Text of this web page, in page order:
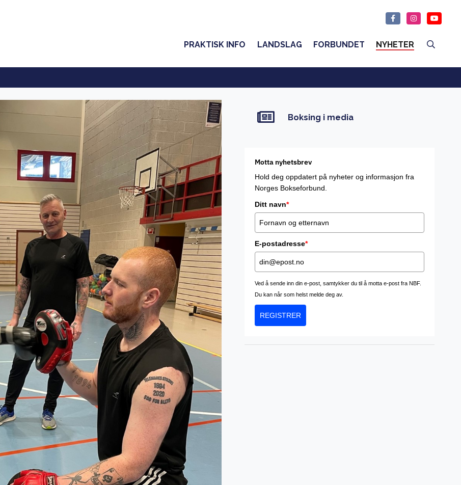
PRAKTISK INFO LANDSLAG FORBUNDET NYHETER
Boksing i media
Motta nyhetsbrev
Hold deg oppdatert på nyheter og informasjon fra
Norges Bokseforbund.
Ditt navn*
E-postadresse*
Ved å sende inn din e-post, samtykker du til å motta e-post fra NBF.
Du kan når som helst melde deg av.
REGISTRER